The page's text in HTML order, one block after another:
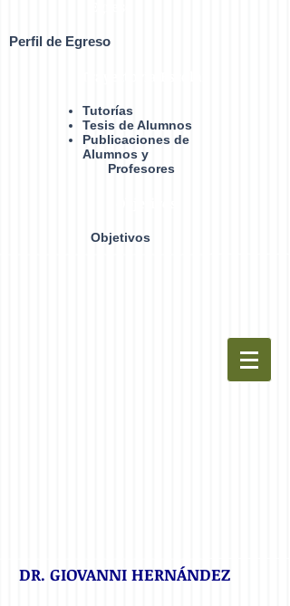
Perfil de Egreso
Tutorías
Tesis de Alumnos
Publicaciones de
Alumnos y
Profesores
Objetivos
DR. GIOVANNI HERNÁNDEZ